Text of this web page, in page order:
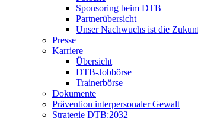
Sponsoring beim DTB
Partnerübersicht
Unser Nachwuchs ist die
Presse
Karriere
Übersicht
DTB-Jobbörse
Trainerbörse
Dokumente
Prävention interpersonaler Gewalt
Strategie DTB:2032